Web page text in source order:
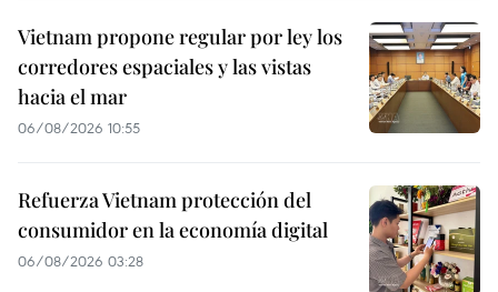
Vietnam propone regular por ley los
corredores espaciales y las vistas
hacia el mar
06/08/2026 10:55
Refuerza Vietnam protección del
consumidor en la economía digital
06/08/2026 03:28